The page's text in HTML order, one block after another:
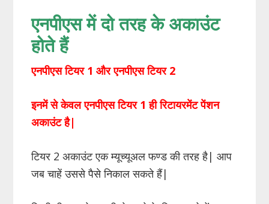
एनपीएस में दो तरह के अकाउंट
होते हैं
एनपीएस टियर 1 और एनपीएस टियर 2
इनमें से केवल एनपीएस टियर 1 ही रिटायरमेंट पेंशन
अकाउंट है|
टियर 2 अकाउंट एक म्यूच्यूअल फण्ड की तरह है| आप
जब चाहें उससे पैसे निकाल सकते हैं|